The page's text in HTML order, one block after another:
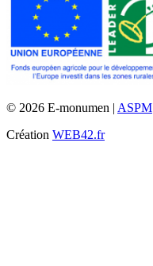
© 2026 E-monumen | ASPM
Création WEB42.fr